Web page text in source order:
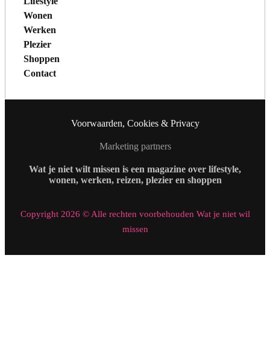
Wonen
Werken
Plezier
Shoppen
Contact
Voorwaarden, Cookies & Privacy
Marketing partners
Wat je niet wilt missen is een magazine over lifestyle,
wonen, werken, reizen, plezier en shoppen
Copyright 2026 © Alle rechten voorbehouden Wat je niet wil
missen